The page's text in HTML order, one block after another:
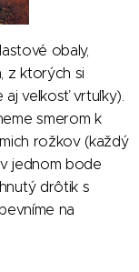
obaly,
z ktorých si
veľkosť vrtuľky).
smerom k
rožkov (každý
jednom bode
drôtik s
na